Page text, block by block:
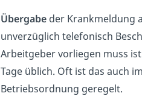
Übergabe der Krankmeldung
unverzüglich telefonisch
Arbeitgeber vorliegen muss
Tage üblich. Oft ist das auch
Betriebsordnung geregelt.